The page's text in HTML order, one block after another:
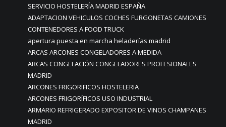
SERVICIO HOSTELERÍA MADRID ESPAÑA
ADAPTACION VEHICULOS COCHES FURGONETAS CAMIONES
CONTENEDORES A FOOD TRUCK
apertura puesta en marcha heladerías madrid
ARCAS ARCONES CONGELADORES A MEDIDA
ARCAS CONGELACIÓN CONGELADORES PROFESIONALES
MADRID
ARCONES FRIGORIFICOS HOSTELERIA
ARCONES FRIGORÍFICOS USO INDUSTRIAL
ARMARIO REFRIGERADO EXPOSITOR DE VINOS CHAMPANES
MADRID